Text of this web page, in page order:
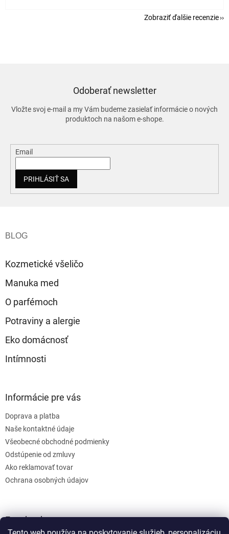
Zobraziť ďalšie recenzie
Odoberať newsletter
Vložte svoj e-mail a my Vám budeme zasielať informácie o nových
produktoch na našom e-shope.
Email
PRIHLÁSIŤ SA
Kozmetické všeličo
Manuka med
O parfémoch
Potraviny a alergie
Eko domácnosť
Intímnosti
Informácie pre vás
Doprava a platba
Naše kontaktné údaje
Všeobecné obchodné podmienky
Odstúpenie od zmluvy
Ako reklamovať tovar
Ochrana osobných údajov
Facebook